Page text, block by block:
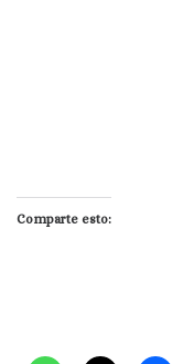
Comparte esto: